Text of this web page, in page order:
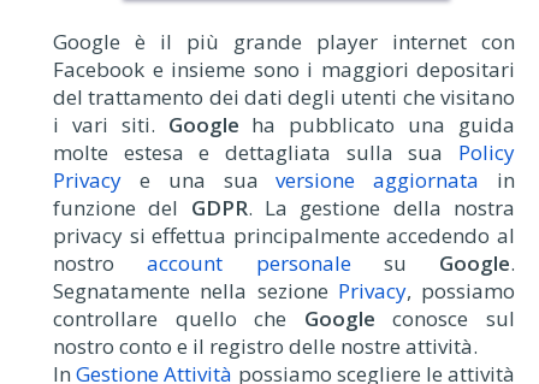
Google è il più grande player internet con
Facebook e insieme sono i maggiori depositari
del trattamento dei dati degli utenti che visitano
i vari siti. Google ha pubblicato una guida
molte estesa e dettagliata sulla sua Policy
Privacy e una suaversione aggiornata in
funzione del GDPR. La gestione della nostra
privacy si effettua principalmente accedendo al
nostroaccount personalesu Google.
Segnatamente nella sezione Privacy, possiamo
controllare quello che Google conosce sul
nostro conto e il registro delle nostre attività.
InGestione Attività possiamo scegliere le attività